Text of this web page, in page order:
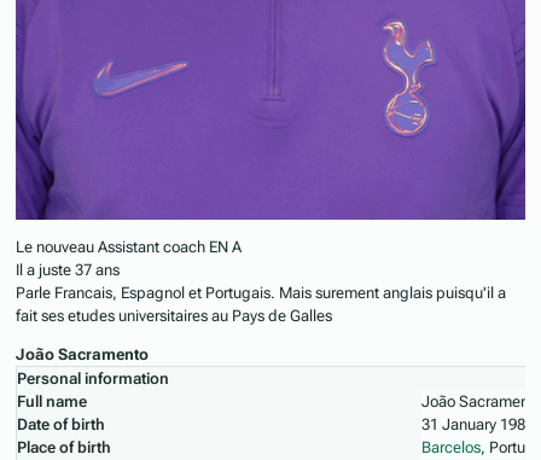
Le nouveau Assistant coach EN A
Il a juste 37 ans
Parle Francais, Espagnol et Portugais. Mais surement anglais puisqu'il a
fait ses etudes universitaires au Pays de Galles
João Sacramento
Personal information
Full name
João Sacramento
Date of birth
31 January 1989
Place of birth
Barcelos,